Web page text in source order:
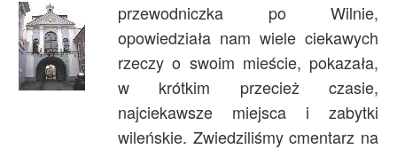
przewodniczka po Wilnie,
opowiedziała nam wiele ciekawych
rzeczy o swoim mieście, pokazała,
w krótkim przecież czasie,
najciekawsze miejsca i zabytki
wileńskie. Zwiedziliśmy cmentarz na